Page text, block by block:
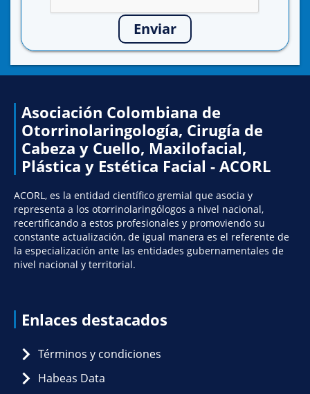
Enviar
Asociación Colombiana de
Otorrinolaringología, Cirugía de
Cabeza y Cuello, Maxilofacial,
Plástica y Estética Facial - ACORL
ACORL, es la entidad científico gremial que asocia y
representa a los otorrinolaringólogos a nivel nacional,
recertificando a estos profesionales y promoviendo su
constante actualización, de igual manera es el referente de
la especialización ante las entidades gubernamentales de
nivel nacional y territorial.
Enlaces destacados
Términos y condiciones
Habeas Data